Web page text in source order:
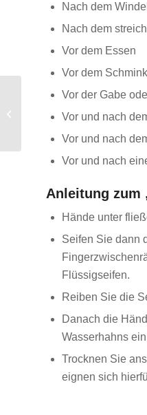
Nach dem
Nach dem
Vor dem Essen
Vor dem
Vor der Gabe
Vor und nach
Vor und nach
Vor und nach
Anleitung zum
Hände unter
Seifen Sie dann
Flüssigseifen.
Reiben Sie die
Danach die
Wasserhahns
Trocknen Sie
eignen sich
Stockbrink